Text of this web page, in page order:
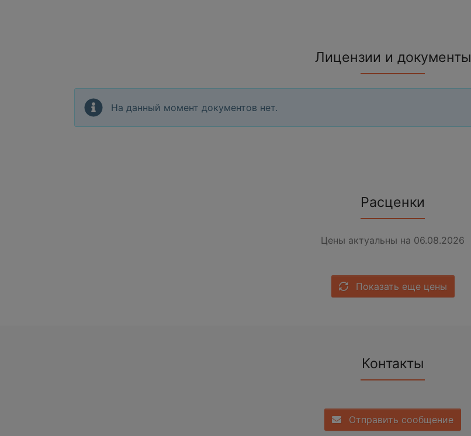
Лицензии и документы
На данный момент документов нет.
Расценки
Цены актуальны на 06.08.2026
Показать еще цены
Контакты
Отправить сообщение